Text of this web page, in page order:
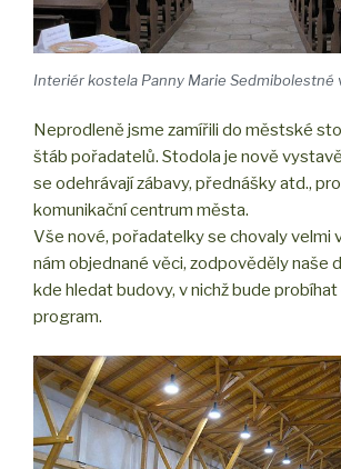
Interiér kostela Panny Marie Sedmibolestné
Neprodleně jsme zamířili do městské
štáb pořadatelů. Stodola je nově
se odehrávají zábavy, přednášky atd.,
komunikační centrum města.
Vše nové, pořadatelky se chovaly velmi
nám objednané věci, zodpověděly naše
kde hledat budovy, v nichž bude
program.